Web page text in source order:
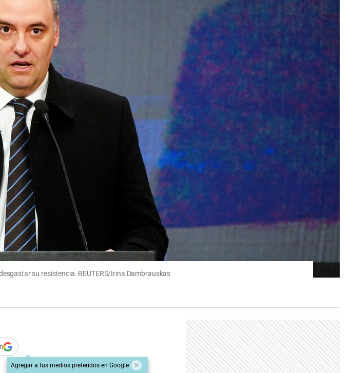
su resistencia. REUTERS/Irina Dambrauskas
Agregar a tus medios preferidos en Google